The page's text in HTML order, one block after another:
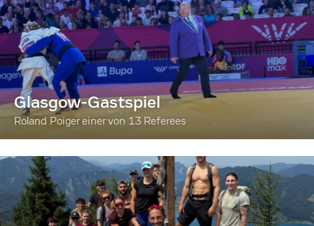
Glasgow-Gastspiel
Roland Poiger einer von 13 Referees